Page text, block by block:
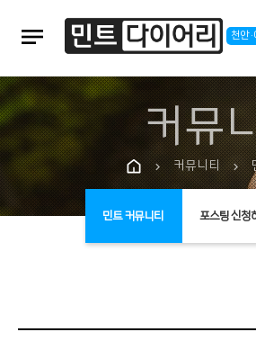
notes 천안
커뮤
chevron_right 커뮤니티 chevron_right
민트 커뮤니티 포스팅 신청